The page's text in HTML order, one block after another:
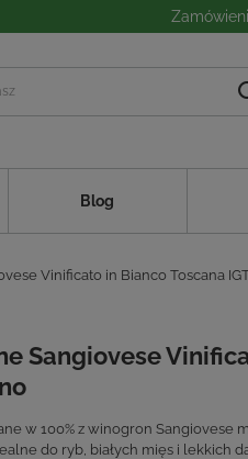
Blog
Vinificato in Bianco Toscana
Sangiovese
w 100% z winogron Sangiovese
do ryb, białych mięs i lekkich